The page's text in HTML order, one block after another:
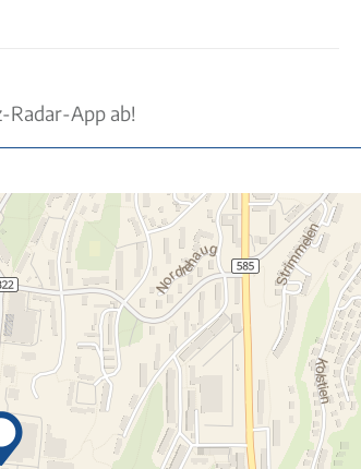
Radar-App ab!